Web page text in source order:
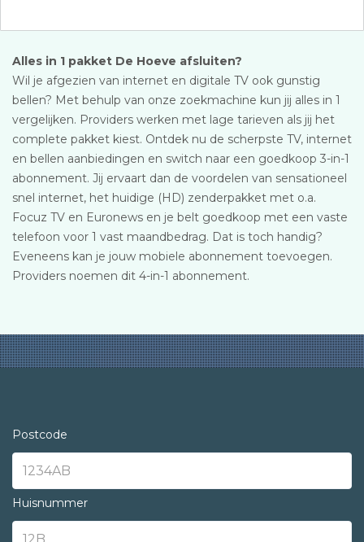
Alles in 1 pakket De Hoeve afsluiten?
Wil je afgezien van internet en digitale TV ook gunstig
bellen? Met behulp van onze zoekmachine kun jij alles in 1
vergelijken. Providers werken met lage tarieven als jij het
complete pakket kiest. Ontdek nu de scherpste TV, internet
en bellen aanbiedingen en switch naar een goedkoop 3-in-1
abonnement. Jij ervaart dan de voordelen van sensationeel
snel internet, het huidige (HD) zenderpakket met o.a.
Focuz TV en Euronews en je belt goedkoop met een vaste
telefoon voor 1 vast maandbedrag. Dat is toch handig?
Eveneens kan je jouw mobiele abonnement toevoegen.
Providers noemen dit 4-in-1 abonnement.
Postcode
Huisnummer